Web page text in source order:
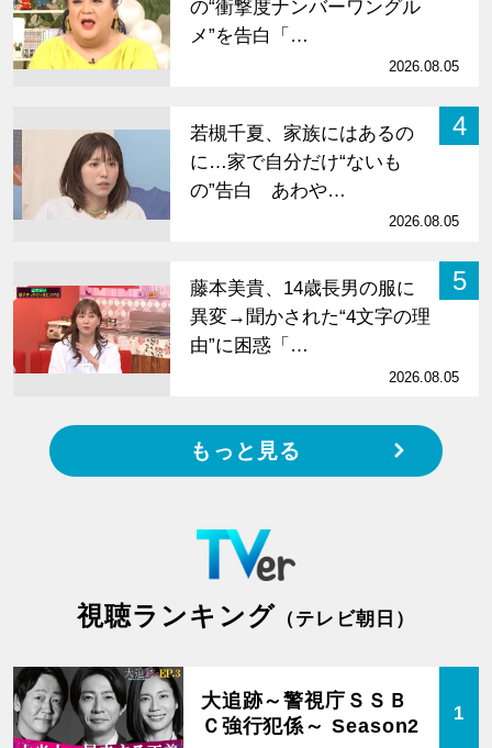
の“衝撃度ナンバーワングル
メ”を告白「…
2026.08.05
4
若槻千夏、家族にはあるの
に…家で自分だけ“ないも
の”告白 あわや…
2026.08.05
5
藤本美貴、14歳長男の服に
異変→聞かされた“4文字の理
由”に困惑「…
2026.08.05
もっと見る
視聴ランキング （テレビ朝日）
大追跡～警視庁ＳＳＢ
Ｃ強行犯係～ Season2
1